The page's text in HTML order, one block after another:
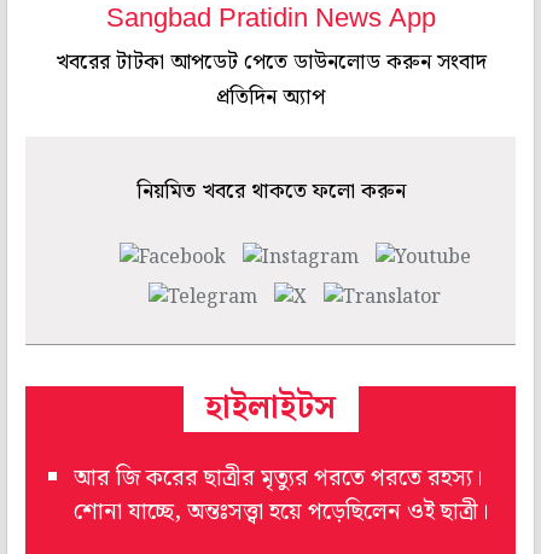
Sangbad Pratidin News App
খবরের টাটকা আপডেট পেতে ডাউনলোড করুন সংবাদ
প্রতিদিন অ্যাপ
নিয়মিত খবরে থাকতে ফলো করুন
হাইলাইটস
আর জি করের ছাত্রীর মৃত্যুর পরতে পরতে রহস্য।
শোনা যাচ্ছে, অন্তঃসত্ত্বা হয়ে পড়েছিলেন ওই ছাত্রী।